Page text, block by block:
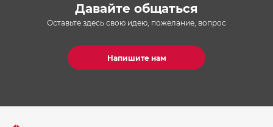
Давайте общаться
Оставьте здесь свою идею, пожелание, вопрос
Напишите нам